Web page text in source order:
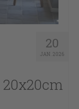
20
JAN. 2026